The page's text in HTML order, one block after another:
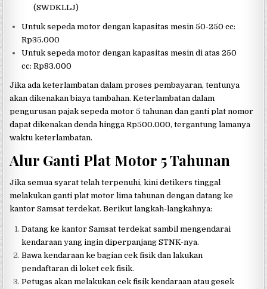
(SWDKLLJ)
Untuk sepeda motor dengan kapasitas mesin 50-250 cc:
Rp35.000
Untuk sepeda motor dengan kapasitas mesin di atas 250
cc: Rp83.000
Jika ada keterlambatan dalam proses pembayaran, tentunya
akan dikenakan biaya tambahan. Keterlambatan dalam
pengurusan pajak sepeda motor 5 tahunan dan ganti plat nomor
dapat dikenakan denda hingga Rp500.000, tergantung lamanya
waktu keterlambatan.
Alur Ganti Plat Motor 5 Tahunan
Jika semua syarat telah terpenuhi, kini detikers tinggal
melakukan ganti plat motor lima tahunan dengan datang ke
kantor Samsat terdekat. Berikut langkah-langkahnya:
Datang ke kantor Samsat terdekat sambil mengendarai
kendaraan yang ingin diperpanjang STNK-nya.
Bawa kendaraan ke bagian cek fisik dan lakukan
pendaftaran di loket cek fisik.
Petugas akan melakukan cek fisik kendaraan atau gesek